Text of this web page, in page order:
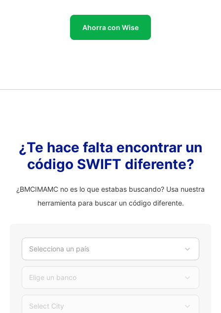
Ahorra con Wise
¿Te hace falta encontrar un
código SWIFT diferente?
¿BMCIMAMC no es lo que estabas buscando? Usa nuestra
herramienta para buscar un código diferente.
Selecciona un país
Elige un banco
Select City